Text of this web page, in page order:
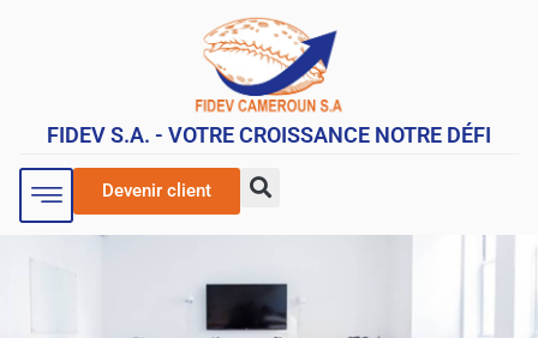
FIDEV S.A. - VOTRE CROISSANCE NOTRE DÉFI
Devenir client